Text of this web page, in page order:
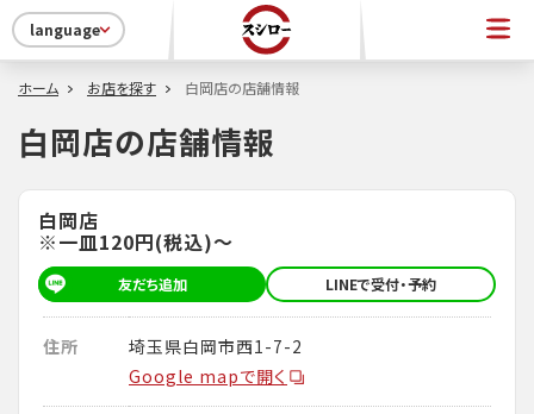
language
ホーム お店を探す 白岡店の店舗情報
白岡店の店舗情報
白岡店
※一皿120円(税込)～
友だち追加 LINEで受付・予約
住所
埼玉県白岡市西1-7-2
Google mapで開く